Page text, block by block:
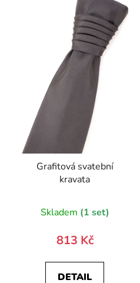
Grafitová svatební
kravata
Skladem (1 set)
813 Kč
DETAIL